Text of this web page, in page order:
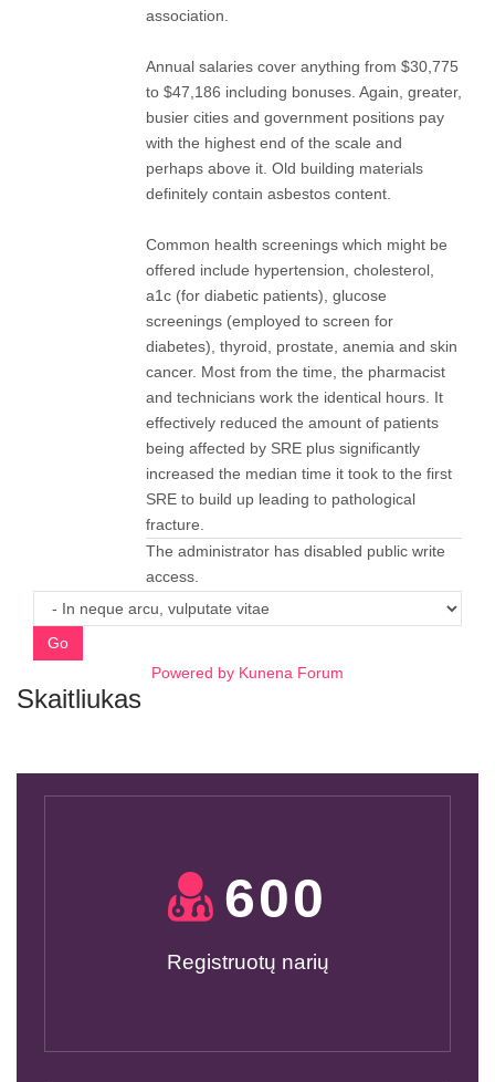
association.
Annual salaries cover anything from $30,775
to $47,186 including bonuses. Again, greater,
busier cities and government positions pay
with the highest end of the scale and
perhaps above it. Old building materials
definitely contain asbestos content.
Common health screenings which might be
offered include hypertension, cholesterol,
a1c (for diabetic patients), glucose
screenings (employed to screen for
diabetes), thyroid, prostate, anemia and skin
cancer. Most from the time, the pharmacist
and technicians work the identical hours. It
effectively reduced the amount of patients
being affected by SRE plus significantly
increased the median time it took to the first
SRE to build up leading to pathological
fracture.
The administrator has disabled public write
access.
Go
Powered by Kunena Forum
Skaitliukas
600
Registruotų narių